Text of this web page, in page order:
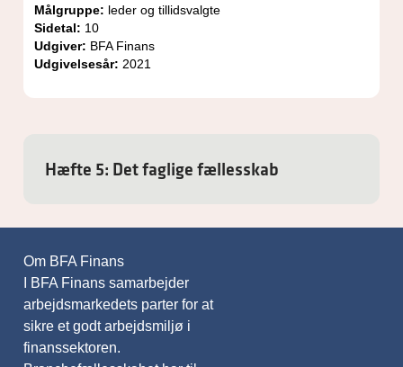
Hæfte 5: Det faglige fællesskab
Målgruppe: leder og tillidsvalgte
Sidetal: 10
Udgiver: BFA Finans
Udgivelsesår: 2021
Om BFA Finans
I BFA Finans samarbejder
arbejdsmarkedets parter for at
sikre et godt arbejdsmiljø i
finanssektoren.